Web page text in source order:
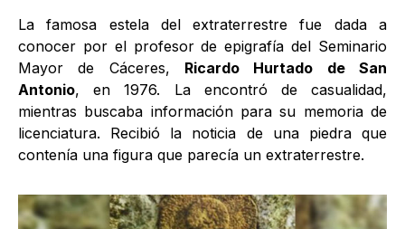
La famosa estela del extraterrestre fue dada a
conocer por el profesor de epigrafía del Seminario
Mayor de Cáceres, Ricardo Hurtado de San
Antonio, en 1976. La encontró de casualidad,
mientras buscaba información para su memoria de
licenciatura. Recibió la noticia de una piedra que
contenía una figura que parecía un extraterrestre.